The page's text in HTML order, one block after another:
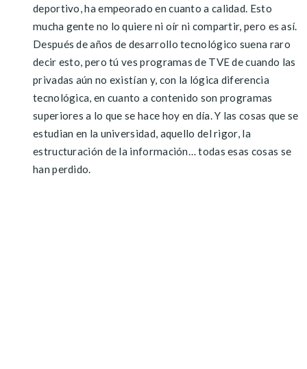
deportivo, ha empeorado en cuanto a calidad. Esto
mucha gente no lo quiere ni oír ni compartir, pero es así.
Después de años de desarrollo tecnológico suena raro
decir esto, pero tú ves programas de TVE de cuando las
privadas aún no existían y, con la lógica diferencia
tecnológica, en cuanto a contenido son programas
superiores a lo que se hace hoy en día. Y las cosas que se
estudian en la universidad, aquello del rigor, la
estructuración de la información… todas esas cosas se
han perdido.